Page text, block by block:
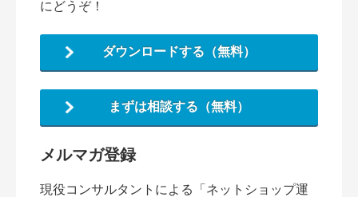
にどうぞ！
ダウンロードする（無料）
まずは相談する（無料）
メルマガ登録
現役コンサルタントによる「ネットショップ運